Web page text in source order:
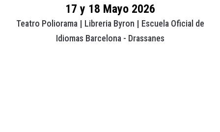
17 y 18 Mayo 2026
Teatro Poliorama | Libreria Byron | Escuela Oficial de
Idiomas Barcelona - Drassanes